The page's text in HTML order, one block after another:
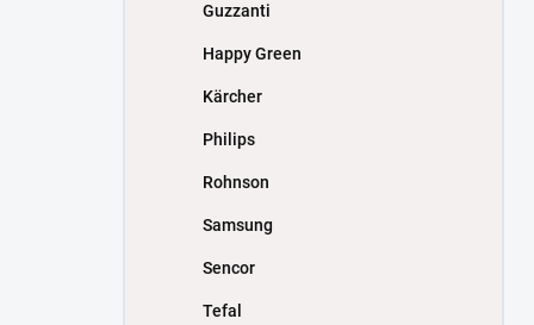
Guzzanti
Happy Green
Kärcher
Philips
Rohnson
Samsung
Sencor
Tefal